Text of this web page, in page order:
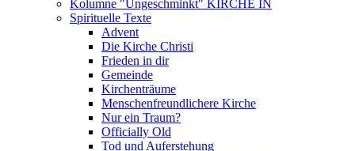
Kolumne "Ungeschminkt" KIRCHE IN
Spirituelle Texte
Advent
Die Kirche Christi
Frieden in dir
Gemeinde
Kirchenträume
Menschenfreundlichere Kirche
Nur ein Traum?
Officially Old
Tod und Auferstehung